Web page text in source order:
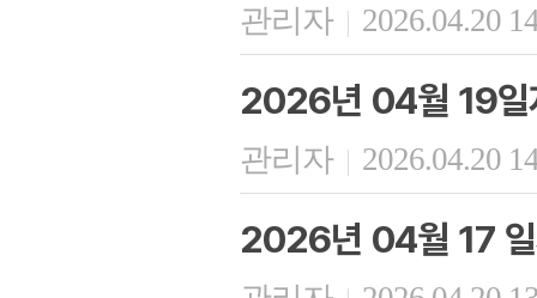
관리자 | 2026.04.20
2026년 04월 19일
관리자 | 2026.04.20
2026년 04월 17 일